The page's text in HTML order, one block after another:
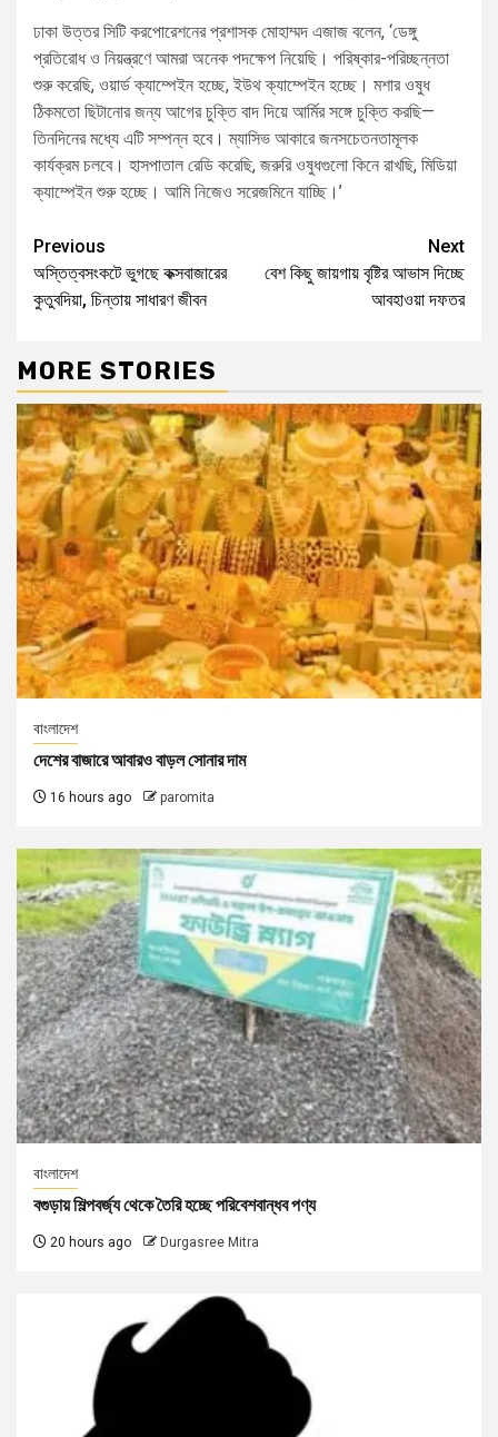
ঢাকা উত্তর সিটি করপোরেশনের প্রশাসক মোহাম্মদ এজাজ বলেন, ‘ডেঙ্গু
প্রতিরোধ ও নিয়ন্ত্রণে আমরা অনেক পদক্ষেপ নিয়েছি। পরিষ্কার-পরিচ্ছন্নতা
শুরু করেছি, ওয়ার্ড ক্যাম্পেইন হচ্ছে, ইউথ ক্যাম্পেইন হচ্ছে। মশার ওষুধ
ঠিকমতো ছিটানোর জন্য আগের চুক্তি বাদ দিয়ে আর্মির সঙ্গে চুক্তি করছি—
তিনদিনের মধ্যে এটি সম্পন্ন হবে। ম্যাসিভ আকারে জনসচেতনতামূলক
কার্যক্রম চলবে। হাসপাতাল রেডি করেছি, জরুরি ওষুধগুলো কিনে রাখছি, মিডিয়া
ক্যাম্পেইন শুরু হচ্ছে। আমি নিজেও সরেজমিনে যাচ্ছি।’
Previous
অস্তিত্বসংকটে ভুগছে কক্সবাজারের
কুতুবদিয়া, চিন্তায় সাধারণ জীবন
Next
বেশ কিছু জায়গায় বৃষ্টির আভাস দিচ্ছে
আবহাওয়া দফতর
MORE STORIES
বাংলাদেশ
দেশের বাজারে আবারও বাড়ল সোনার দাম
16 hours ago paromita
বাংলাদেশ
বগুড়ায় শিল্পবর্জ্য থেকে তৈরি হচ্ছে পরিবেশবান্ধব পণ্য
20 hours ago Durgasree Mitra